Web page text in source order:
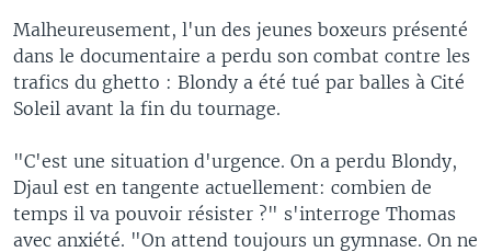
Malheureusement, l'un des jeunes boxeurs présenté
dans le documentaire a perdu son combat contre les
trafics du ghetto : Blondy a été tué par balles à Cité
Soleil avant la fin du tournage.
"C'est une situation d'urgence. On a perdu Blondy,
Djaul est en tangente actuellement: combien de
temps il va pouvoir résister ?" s'interroge Thomas
avec anxiété. "On attend toujours un gymnase. On ne